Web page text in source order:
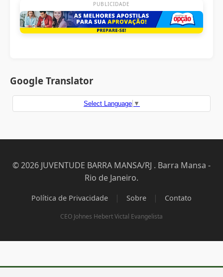
PUBLICIDADE
Google Translator
Select Language ▼
© 2026 JUVENTUDE BARRA MANSA/RJ . Barra Mansa -
Rio de Janeiro.
Política de Privacidade | Sobre | Contato
CEO Johnes Hebert Victal Evangelista